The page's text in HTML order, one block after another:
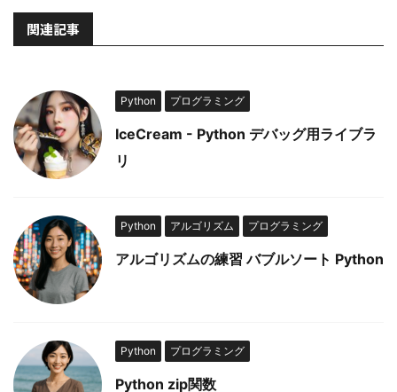
関連記事
Python プログラミング
IceCream - Python デバッグ用ライブラ
リ
Python アルゴリズム プログラミング
アルゴリズムの練習 バブルソート Python
Python プログラミング
Python zip関数